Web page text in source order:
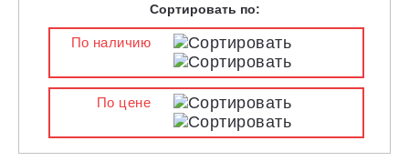
Сортировать по:
По наличию
По цене